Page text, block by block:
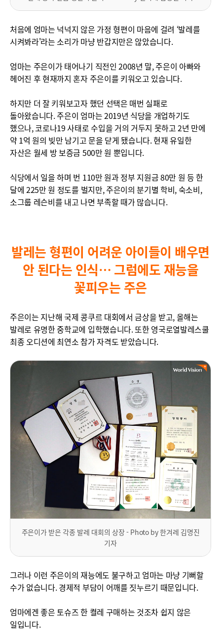
처음에 엄마는 넉넉지 않은 가정 형편이 마음에 걸려 ‘발레를
시켜봐라'라는 소리가 마냥 반갑지만은 않았습니다.
엄마는 주은이가 태어나기 직전인 2008년 말, 주은이 아빠와
헤어진 후 현재까지 혼자 주은이를 키워오고 있습니다.
하지만 더 잘 키워보고자 했던 선택은 매번 실패로
돌아왔습니다. 주은이 엄마는 2019년 식당을 개업하기도
했으나, 코로나19 사태로 수입을 거의 거두지 못하고 2년 만에
약 1억 원의 빚만 남기고 문을 닫게 됐습니다. 현재 유일한
자산은 월세 방 보증금 500만 원 뿐입니다.
식당에서 일을 하며 번 110만 원과 정부 지원금 80만 원 등 한
달에 225만 원 정도를 벌지만, 주은이의 분기별 학비, 숙소비,
소그룹 레슨비를 내고 나면 부족할 때가 많습니다.
발레는 형편이 어려운 아이들이 배우면
안 된다는 인식… 그럼에도 재능을
꽃피우는 주은
주은이는 지난해 국제 콩쿠르 대회에서 금상을 받고, 올해는
발레로 유명한 중학교에 입학했습니다. 또한 영국로열발레스쿨
최종 오디션에 최연소 참가 자격도 받았습니다.
주은이가 받은 각종 발레 대회의 상장 - Photo by 한겨레 김명진
기자
그러나 이런 주은이의 재능에도 불구하고 엄마는 마냥 기뻐할
수가 없습니다. 경제적 부담이 어깨를 짓누르기 때문입니다.
엄마에겐 좋은 토슈즈 한 켤레 구매하는 것조차 쉽지 않은
일입니다.